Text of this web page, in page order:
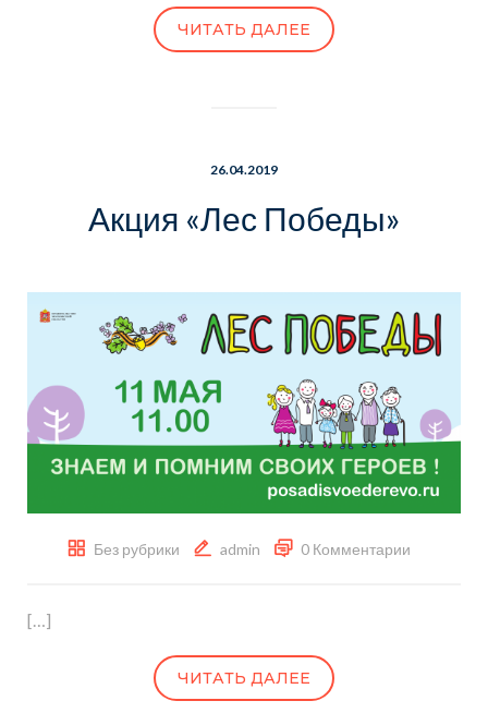
ЧИТАТЬ ДАЛЕЕ
26.04.2019
Акция «Лес Победы»
Без рубрики admin 0 Комментарии
[…]
ЧИТАТЬ ДАЛЕЕ